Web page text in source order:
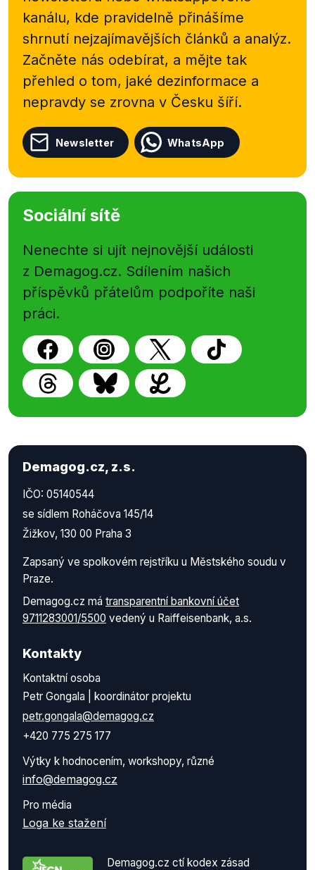
kanálu, kde pravidelně přinášíme
shrnutí nejzajímavějších článků a analýz.
Začněte nás odebírat, a mějte tak
přehled o tom, jaké dezinformace a
nepravdy se zrovna v Česku šíří.
Newsletter WhatsApp
Sociální sítě
Nenechte si ujít nejnovější události
z Demagog.cz. Sdílením našich
příspěvků přátelům podpoříte naši
práci.
Demagog.cz, z.s.
IČO: 05140544
se sídlem Roháčova 145/14
Žižkov, 130 00 Praha 3
Zapsaný ve spolkovém rejstříku u Městského soudu v
Praze.
Demagog.cz má transparentní bankovní účet
9711283001/5500 vedený u Raiffeisenbank, a.s.
Kontakty
Kontaktní osoba
Petr Gongala | koordinátor projektu
petr.gongala@demagog.cz
+420 775 275 177
Výtky k hodnocením, workshopy, různé
info@demagog.cz
Pro média
Loga ke stažení
Demagog.cz ctí kodex zásad